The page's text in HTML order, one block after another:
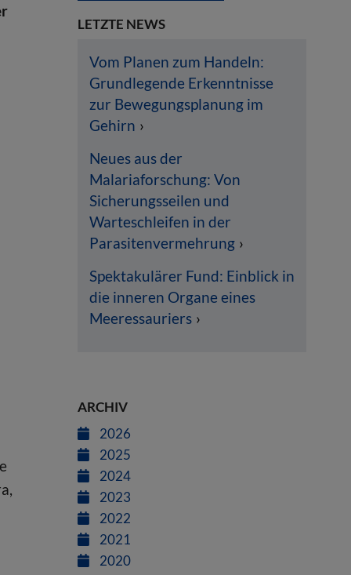
LETZTE NEWS
Vom Planen zum Handeln:
Grundlegende Erkenntnisse
zur Bewegungsplanung im
Gehirn
Neues aus der
Malariaforschung: Von
Sicherungsseilen und
Warteschleifen in der
Parasitenvermehrung
Spektakulärer Fund: Einblick in
die inneren Organe eines
Meeressauriers
ARCHIV
2026
2025
2024
2023
2022
2021
2020